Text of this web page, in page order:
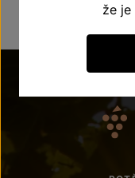
že je